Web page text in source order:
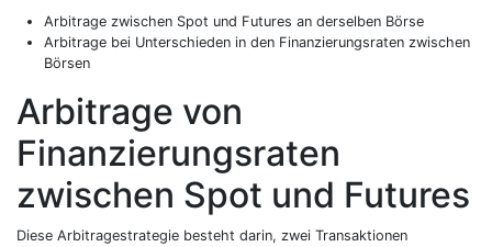
Arbitrage zwischen Spot und Futures an derselben Börse
Arbitrage bei Unterschieden in den Finanzierungsraten zwischen
Börsen
Arbitrage von
Finanzierungsraten
zwischen Spot und Futures
Diese Arbitragestrategie besteht darin, zwei Transaktionen